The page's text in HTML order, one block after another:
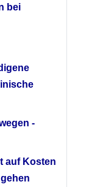
bei
-
auf Kosten